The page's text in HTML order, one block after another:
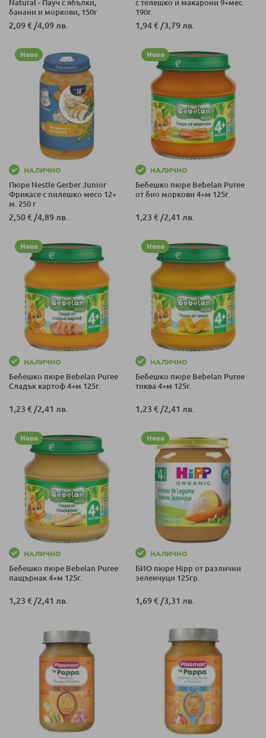
Natural - Пауч с ябълки,
банани и моркови, 150г
2,09 €/4,09 лв.
с телешко и макарони 9+мес.
190г.
1,94 €/3,79 лв.
Ново
НАЛИЧНО
Пюре Nestle Gerber Junior
Фрикасе с пилешко месо 12+
м. 250 г
2,50 € /4,89 лв.
Ново
НАЛИЧНО
Бебешко пюре Bebelan Puree
от био моркови 4+м 125г.
1,23 € /2,41 лв.
Ново
НАЛИЧНО
Бебешко пюре Bebelan Puree
Сладък картоф 4+м 125г.
1,23 € /2,41 лв.
Ново
НАЛИЧНО
Бебешко пюре Bebelan Puree
тиква 4+м 125г.
1,23 € /2,41 лв.
Ново
НАЛИЧНО
Бебешко пюре Bebelan Puree
пащърнак 4+м 125г.
1,23 € /2,41 лв.
Ново
НАЛИЧНО
БИО пюре Hipp от различни
зеленчуци 125гр.
1,69 € /3,31 лв.